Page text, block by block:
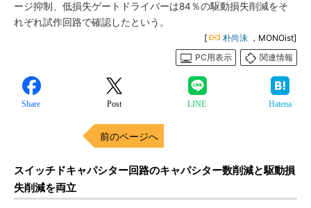
ージ抑制、低損失ゲートドライバーは84％の駆動損失削減をそ
れぞれ試作回路で確認したという。
[ 朴尚洙 ，MONOist]
PC用表示
関連情報
Share Post LINE Hatena
前のページへ
スイッチドキャパシター回路のキャパシター数削減と駆動損
失削減を両立